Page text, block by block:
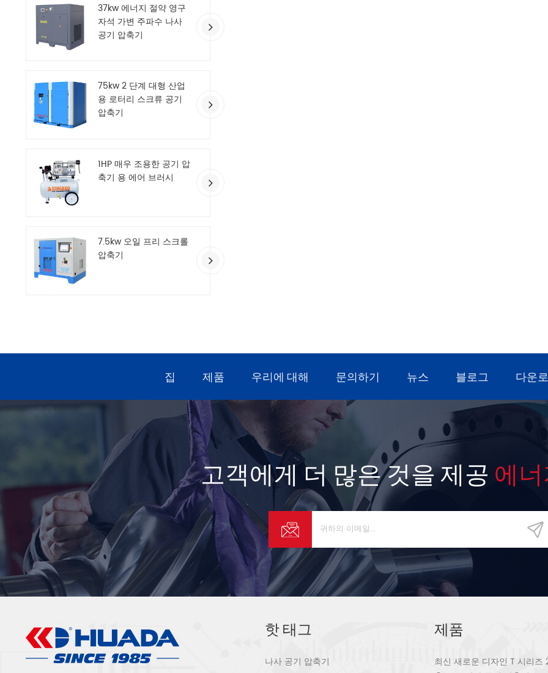
37kw 에너지 절약 영구
자석 가변 주파수 나사
공기 압축기
75kw 2 단계 대형 산업
용 로터리 스크류 공기
압축기
1HP 매우 조용한 공기 압
축기 용 에어 브러시
7.5kw 오일 프리 스크롤
압축기
집 제품 우리에 대해 문의하기 뉴스 블로그 다운
고객에게 더 많은 것을 제공 에
핫 태그
나사 공기 압축기
제품
최신 새로운 디자인 T 시리즈